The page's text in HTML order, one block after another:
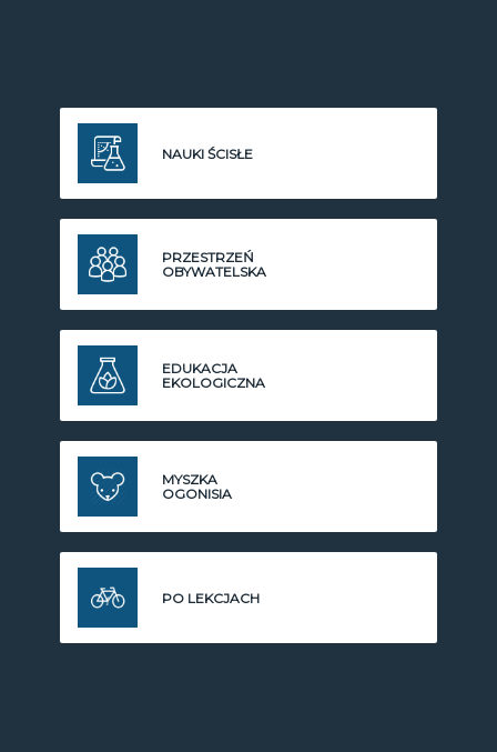
NAUKI ŚCISŁE
PRZESTRZEŃ
OBYWATELSKA
EDUKACJA
EKOLOGICZNA
MYSZKA
OGONISIA
PO LEKCJACH